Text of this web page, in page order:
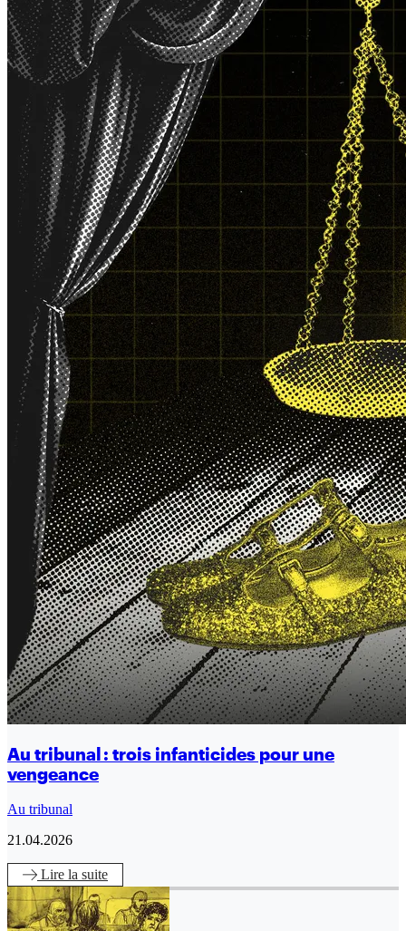
Au tribunal : trois infanticides pour une
vengeance
Au tribunal
21.04.2026
Lire la suite